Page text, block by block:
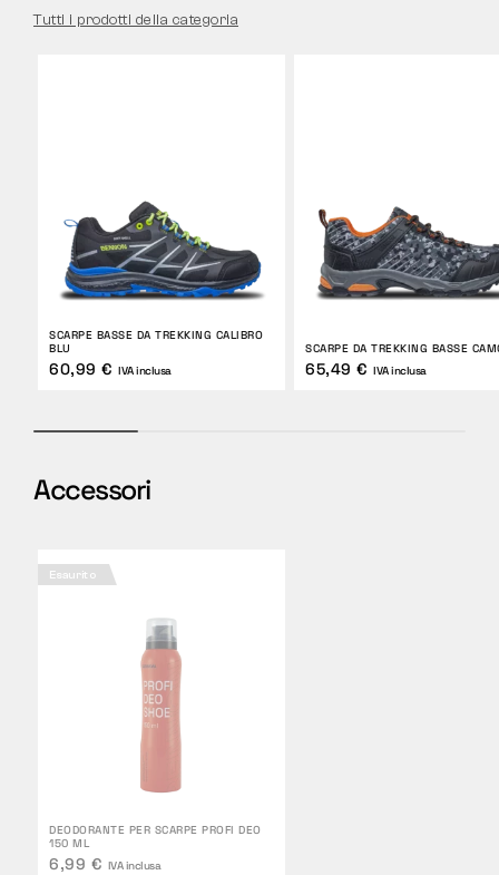
Tutti i prodotti della categoria
SCARPE BASSE DA TREKKING CALIBRO
BLU
60,99 € IVA inclusa
SCARPE DA TREKKING BASSE
65,49 € IVA inclusa
Accessori
Esaurito
DEODORANTE PER SCARPE PROFI DEO
150 ML
6,99 € IVA inclusa